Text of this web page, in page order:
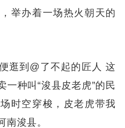
举办着一场热火朝天的
到@了不起的匠人 这
一种叫“浚县皮老虎”的民
时空穿梭，皮老虎带我
南浚县。